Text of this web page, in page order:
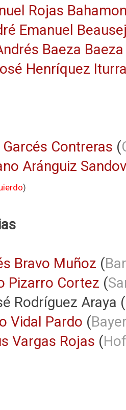
Rojas
Emanuel
Baeza Baeza
Henríquez
Contreras (
Aránguiz
)
Bravo Muñoz (
Pizarro Cortez (
Rodríguez Araya (
Vidal Pardo (
Vargas Rojas (